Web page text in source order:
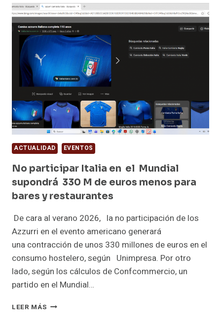
EL
HAMBURGER
FOODSERVICE
PREIS
2026
POR
SU
TRAYECTORIA
INTERNACIONAL
EN
EL
FOODSERVICE
EUROPEO
ACTUALIDAD EVENTOS
No participar Italia en el Mundial
supondrá 330 M de euros menos para
bares y restaurantes
De cara al verano 2026, la no participación de los
Azzurri en el evento americano generará
una contracción de unos 330 millones de euros en el
consumo hostelero, según Unimpresa. Por otro
lado, según los cálculos de Confcommercio, un
partido en el Mundial…
LEER MÁS NO